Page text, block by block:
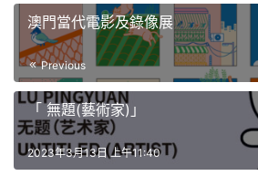
澳門當代電影及錄像展
Previous
「 無題(藝術家)」
2023年3月13日 上午11:40